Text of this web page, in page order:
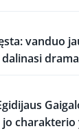
vanduo
jo